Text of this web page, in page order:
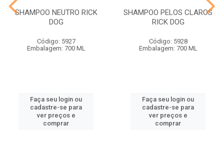
SHAMPOO NEUTRO RICK
DOG
Código: 5927
Embalagem: 700 ML
Faça seu login ou
cadastre-se para
ver preços e
comprar
SHAMPOO PELOS CLAROS
RICK DOG
Código: 5928
Embalagem: 700 ML
Faça seu login ou
cadastre-se para
ver preços e
comprar